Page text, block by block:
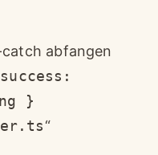
abfangen
}
“